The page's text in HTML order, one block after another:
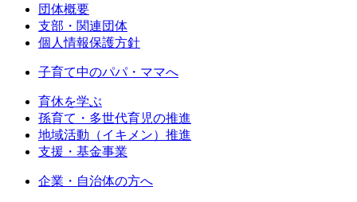
団体概要
支部・関連団体
個人情報保護方針
子育て中のパパ・ママへ
育休を学ぶ
孫育て・多世代育児の推進
地域活動（イキメン）推進
支援・基金事業
企業・自治体の方へ